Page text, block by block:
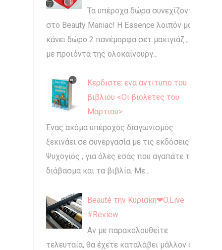
Τα υπέροχα δώρα συνεχίζονται
στο Beauty Maniac! Η Essence λοιπόν μας
κάνει δώρο 2 πανέμορφα σετ μακιγιάζ ,
με προϊόντα της ολοκαίνουργ...
Κερδιστε: ενα αντιτυπο του
βιβλιου <Οι βιολετες του
Μαρτιου>
Ένας ακόμα υπέροχος διαγωνισμός
ξεκινάει σε συνεργασία με τις εκδόσεις
Ψυχογιός , για όλες εσάς που αγαπάτε το
διάβασμα και τα βιβλία. Με...
Beauté την Κυριακη❤O.Live
#Review
Αν με παρακολουθείτε
τελευταία, θα έχετε καταλάβει μάλλον ότι